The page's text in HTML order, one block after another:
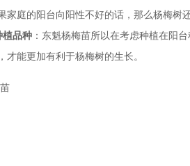
家庭的阳台向阳性不好的话，那么杨梅树
植品种 ：东魁杨梅苗所以在考虑种植在阳
才能更加有利于杨梅树的生长。